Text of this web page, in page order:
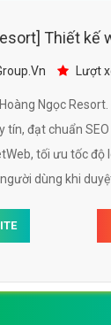
Thiết kế
chuyênLượt
Ngọc
tín, đạt chuẩn
tối ưu tốc độ
dùng khi